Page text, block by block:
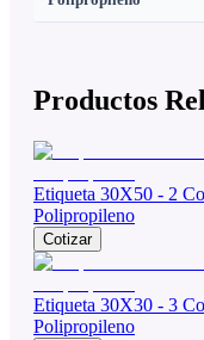
Productos
Etiqueta 30X50 - 2
Polipropileno
Cotizar
Etiqueta 30X30 - 3
Polipropileno